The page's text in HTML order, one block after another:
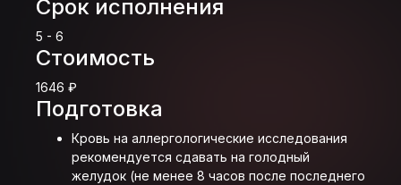
Срок исполнения
5 - 6
Стоимость
1646 ₽
Подготовка
Кровь на аллергологические исследования
рекомендуется сдавать на голодный
желудок (не менее 8 часов после последнего